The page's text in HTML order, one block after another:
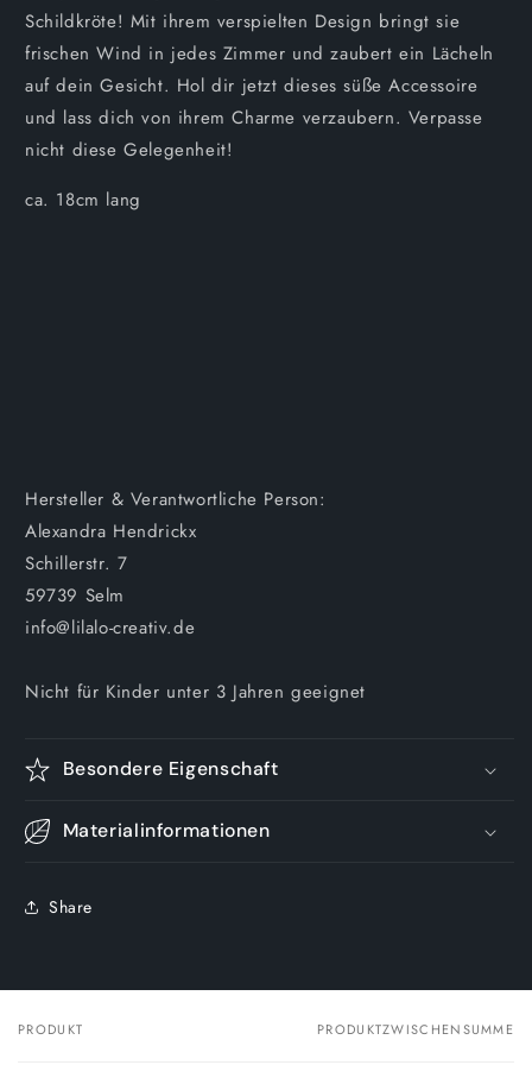
Schildkröte! Mit ihrem verspielten Design bringt sie
frischen Wind in jedes Zimmer und zaubert ein Lächeln
auf dein Gesicht. Hol dir jetzt dieses süße Accessoire
und lass dich von ihrem Charme verzaubern. Verpasse
nicht diese Gelegenheit!
ca. 18cm lang
Hersteller & Verantwortliche Person:
Alexandra Hendrickx
Schillerstr. 7
59739 Selm
info@lilalo-creativ.de
Nicht für Kinder unter 3 Jahren geeignet
Besondere Eigenschaft
Materialinformationen
Share
Dein
PRODUKT PRODUKTZWISCHENSUMME